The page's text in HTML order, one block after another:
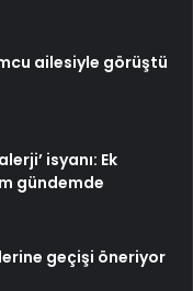
ailesiyle görüştü
isyanı: Ek
gündemde
geçişi öneriyor